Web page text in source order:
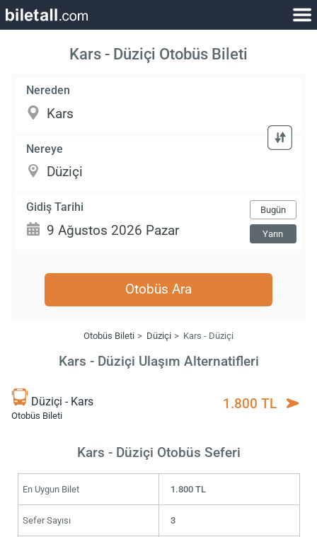
Kars - Düziçi Otobüs Bileti
Nereden
Nereye
Gidiş Tarihi Bugün
Yarın
Otobüs Ara
Otobüs Bileti Düziçi Kars - Düziçi
Kars - Düziçi Ulaşım Alternatifleri
Düziçi - Kars
Otobüs Bileti
1.800 TL
Kars - Düziçi Otobüs Seferi
En Uygun Bilet 1.800 TL
Sefer Sayısı 3